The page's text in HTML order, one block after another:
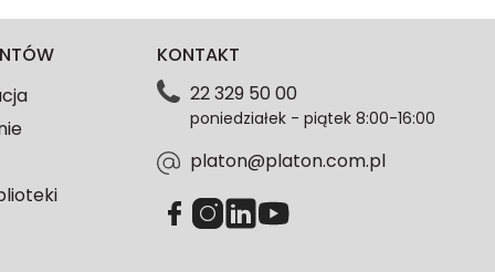
KONTAKT
22 329 50 00
poniedziałek - piątek 8:00-16:00
platon@platon.com.pl